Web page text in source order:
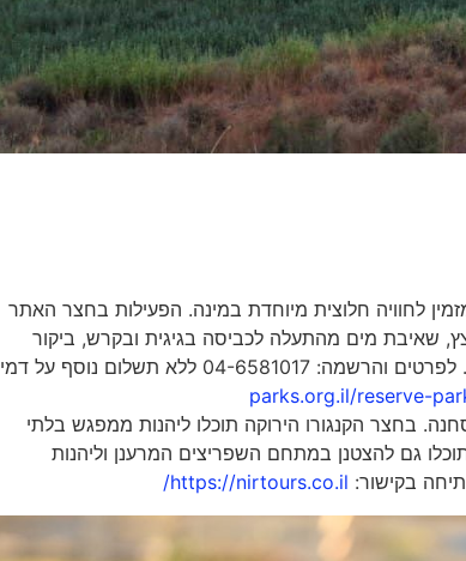
לחוויה חלוצית מיוחדת במינה. הפעילות בחצר האתר
שאיבת מים מהתעלה לכביסה בגיגית ובקרש, ביקור
בצריף המגורים, חדר האוכל והמטבח, טיפוס על מגדל התצפית ועוד. לפרטים והרשמה: 04-6581017 ללא תשלום נוסף על דמי
parks.org.il/reserve-
בחצר הקנגורו הירוקה תוכלו ליהנות ממפגש בלתי
גם להצטנן במתחם השפריצים המרענן וליהנות
בקישור: https://nirtours.co.il/